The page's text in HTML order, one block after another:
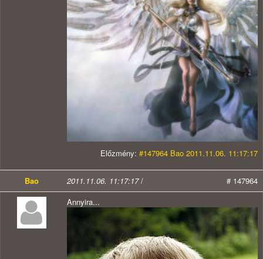
Előzmény: #147964 Bao 2011.11.06. 11:17:17
Bao 2011.11.06. 11:17:17/
# 147964
Annyira...